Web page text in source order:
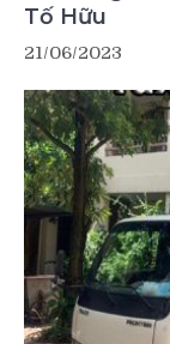
Tố Hữu
21/06/2023